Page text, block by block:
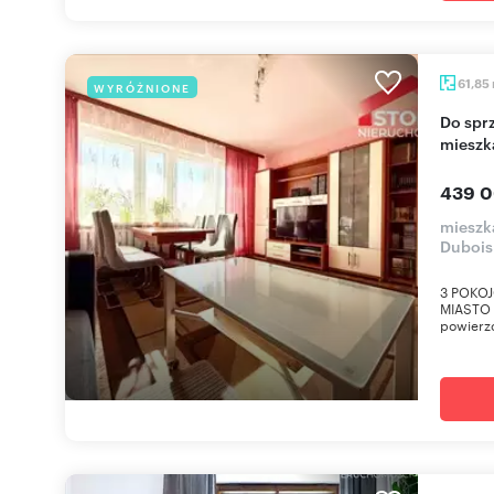
WYRÓŻNIONE 61,85
Do sprzedania przestronne 3-pokojowe
439
Dubois
3